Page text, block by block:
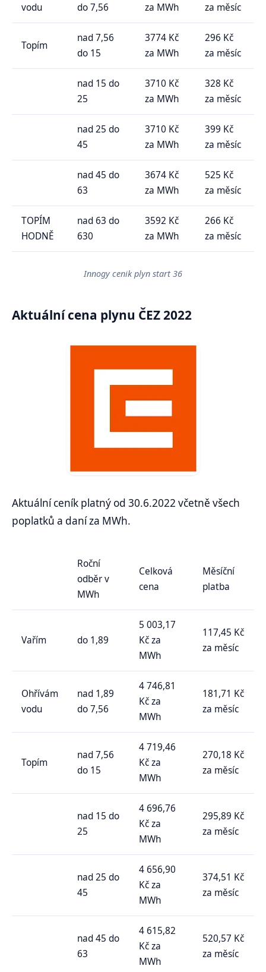
vodu do 7,56 za MWh za měsíc
Topím
nad 7,56
do 15
3774 Kč
za MWh
296 Kč
za měsíc
nad 15 do
25
3710 Kč
za MWh
328 Kč
za měsíc
nad 25 do
45
3710 Kč
za MWh
399 Kč
za měsíc
nad 45 do
63
3674 Kč
za MWh
525 Kč
za měsíc
TOPÍM
HODNĚ
nad 63 do
630
3592 Kč
za MWh
266 Kč
za měsíc
Innogy cenik plyn start 36
Aktuální cena plynu ČEZ 2022
Aktuální ceník platný od 30.6.2022 včetně všech
poplatků a daní za MWh.
Roční
odběr v
MWh
Celková
cena
Měsíční
platba
Vařím do 1,89
5 003,17
Kč za
MWh
117,45 Kč
za měsíc
Ohřívám
vodu
nad 1,89
do 7,56
4 746,81
Kč za
MWh
181,71 Kč
za měsíc
Topím
nad 7,56
do 15
4 719,46
Kč za
MWh
270,18 Kč
za měsíc
nad 15 do
25
4 696,76
Kč za
MWh
295,89 Kč
za měsíc
nad 25 do
45
4 656,90
Kč za
MWh
374,51 Kč
za měsíc
nad 45 do
63
4 615,82
Kč za
MWh
520,57 Kč
za měsíc